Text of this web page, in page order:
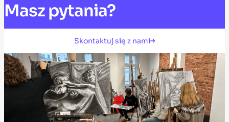
Masz pytania?
Skontaktuj się z nami